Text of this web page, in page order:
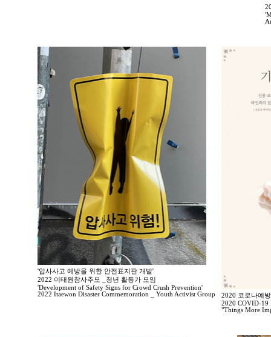
'압사사고 예방을 위한 안전표지판 개발'
2022 이태원참사추모 _청년 활동가 모임
'Development of Safety Signs for Crowd Crush Prevention'
2022 Itaewon Disaster Commemoration _ Youth Activist Group
2020 코로나예
2020 COVID-19
"Things More